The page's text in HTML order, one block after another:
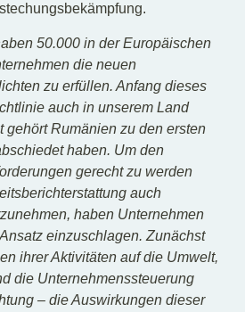
50.000 in der Europäischen
die neuen
zu erfüllen. Anfang dieses
auch in unserem Land
gehört Rumänien zu den ersten
haben. Um den
gerecht zu werden
auch
haben Unternehmen
einzuschlagen. Zunächst
ihrer Aktivitäten auf die Umwelt,
die Unternehmenssteuerung
– die Auswirkungen dieser